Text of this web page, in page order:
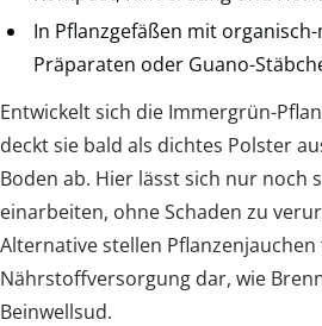
In Pflanzgefäßen mit
Präparaten oder Guano-
Entwickelt sich die Immergrün-
deckt sie bald als dichtes Polster
Boden ab. Hier lässt sich nur noch
einarbeiten, ohne Schaden zu
Alternative stellen
Nährstoffversorgung dar, wie
Beinwellsud.